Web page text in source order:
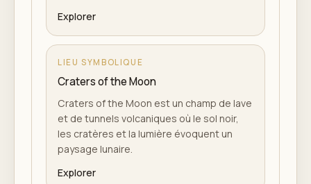
Explorer
LIEU SYMBOLIQUE
Craters of the Moon
Craters of the Moon est un champ de lave
et de tunnels volcaniques où le sol noir,
les cratères et la lumière évoquent un
paysage lunaire.
Explorer